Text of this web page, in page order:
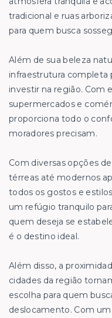
tradicional e ruas
para quem busca
Além de sua beleza
infraestrutura completa
investir na região. Com
supermercados e
proporciona todo o
moradores precisam.
Com diversas opções
térreas até modernos
todos os gostos e
um refúgio tranquilo
quem deseja se
é o destino ideal.
Além disso, a
cidades da região
escolha para quem
deslocamento. Com